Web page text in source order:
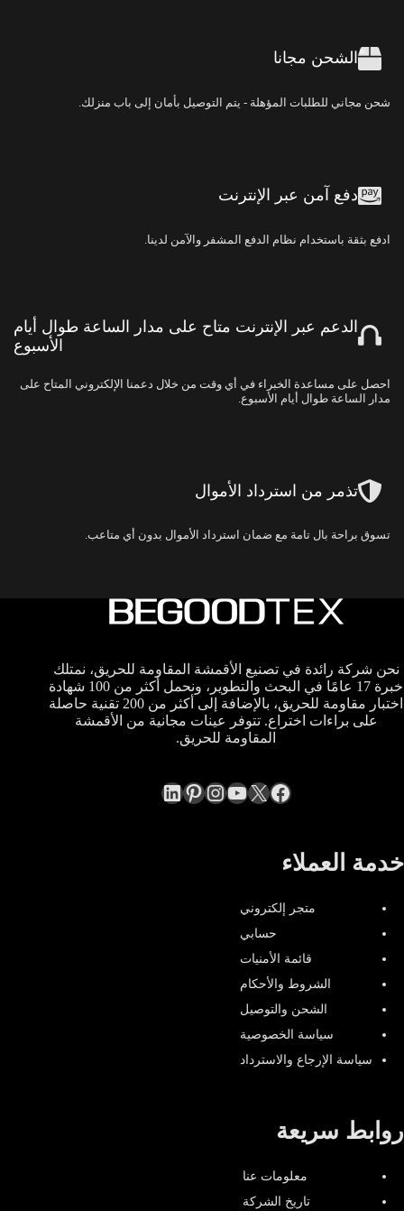
ًالشحن مجانا
شحن مجاني للطلبات المؤهلة - يتم التوصيل بأمان إلى باب منزلك.
دفع آمن عبر الإنترنت
ادفع بثقة باستخدام نظام الدفع المشفر والآمن لدينا.
الدعم عبر الإنترنت متاح على مدار الساعة طوال أيام
الأسبوع
احصل على مساعدة الخبراء في أي وقت من خلال دعمنا الإلكتروني المتاح على
مدار الساعة طوال أيام الأسبوع.
تذمر من استرداد الأموال
تسوق براحة بال تامة مع ضمان استرداد الأموال بدون أي متاعب.
نحن شركة رائدة في تصنيع الأقمشة المقاومة للحريق، نمتلك
خبرة 17 عامًا في البحث والتطوير، ونحمل أكثر من 100 شهادة
اختبار مقاومة للحريق، بالإضافة إلى أكثر من 200 تقنية حاصلة
على براءات اختراع. تتوفر عينات مجانية من الأقمشة
المقاومة للحريق.
Facebook
X
YouTube
Instagram
Pinterest
LinkedIn
خدمة العملاء
متجر إلكتروني
حسابي
قائمة الأمنيات
الشروط والأحكام
الشحن والتوصيل
سياسة الخصوصية
سياسة الإرجاع والاسترداد
روابط سريعة
معلومات عنا
تاريخ الشركة